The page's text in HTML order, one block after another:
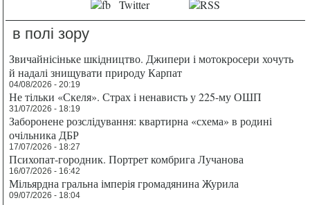
в полі зору
Звичайнісіньке шкідництво. Джипери і мотокросери хочуть
й надалі знищувати природу Карпат
04/08/2026 - 20:19
Не тільки «Скеля». Страх і ненависть у 225-му ОШП
31/07/2026 - 18:19
Заборонене розслідування: квартирна «схема» в родині
очільника ДБР
17/07/2026 - 18:27
Психопат-городник. Портрет комбрига Лучанова
16/07/2026 - 16:42
Мільярдна гральна імперія громадянина Журила
09/07/2026 - 18:04